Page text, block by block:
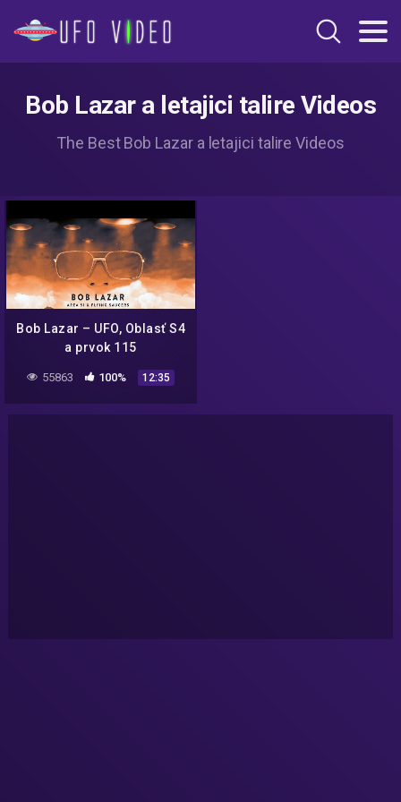
Bob Lazar a letajici talire Videos
The Best Bob Lazar a letajici talire Videos
Bob Lazar – UFO, Oblasť S4
a prvok 115
55863 100% 12:35